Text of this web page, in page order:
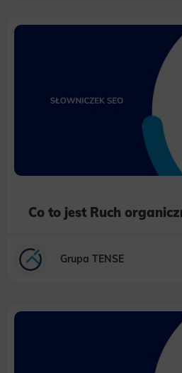
Co to jest Ruch
Grupa TENSE